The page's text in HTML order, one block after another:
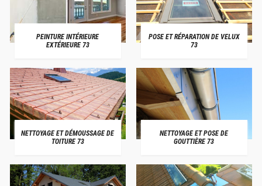
PEINTURE INTÉRIEURE
EXTÉRIEURE 73
POSE ET RÉPARATION DE VELUX
73
NETTOYAGE ET DÉMOUSSAGE DE
TOITURE 73
NETTOYAGE ET POSE DE
GOUTTIÈRE 73